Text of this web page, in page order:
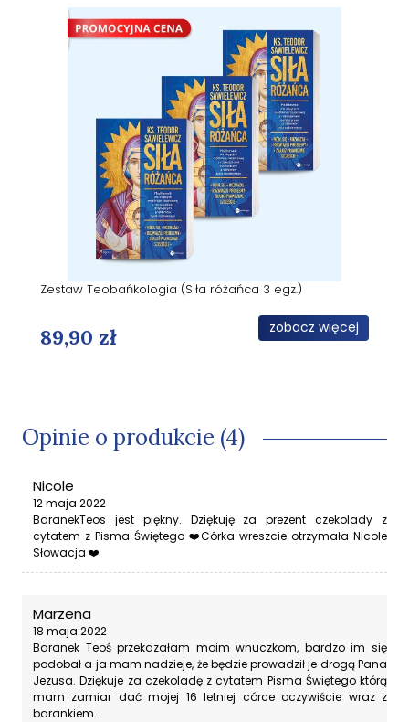
Zestaw Teobańkologia (Siła różańca 3 egz.)
89,90 zł zobacz więcej
Opinie o produkcie (4)
Nicole
12 maja 2022
BaranekTeos jest piękny. Dziękuję za prezent czekolady z
cytatem z Pisma Świętego ❤️Córka wreszcie otrzymała Nicole
Słowacja ❤️
Marzena
18 maja 2022
Baranek Teoś przekazałam moim wnuczkom, bardzo im się
podobał a ja mam nadzieje, że będzie prowadził je drogą Pana
Jezusa. Dziękuje za czekoladę z cytatem Pisma Świętego którą
mam zamiar dać mojej 16 letniej córce oczywiście wraz z
barankiem .